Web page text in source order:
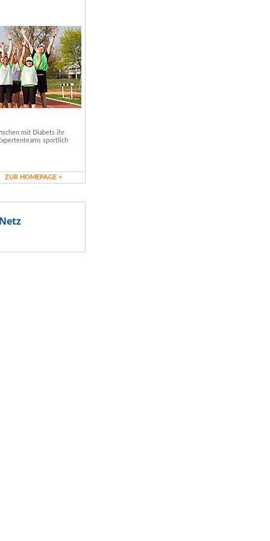
mit Diabets ihr
sportlich
ZUR HOMEPAGE >